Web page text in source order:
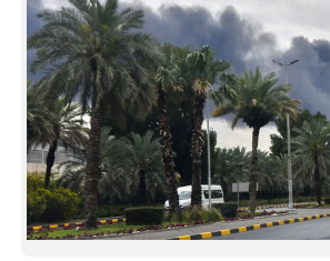
SPIRITUAL
INFO+
ART
ASTRO